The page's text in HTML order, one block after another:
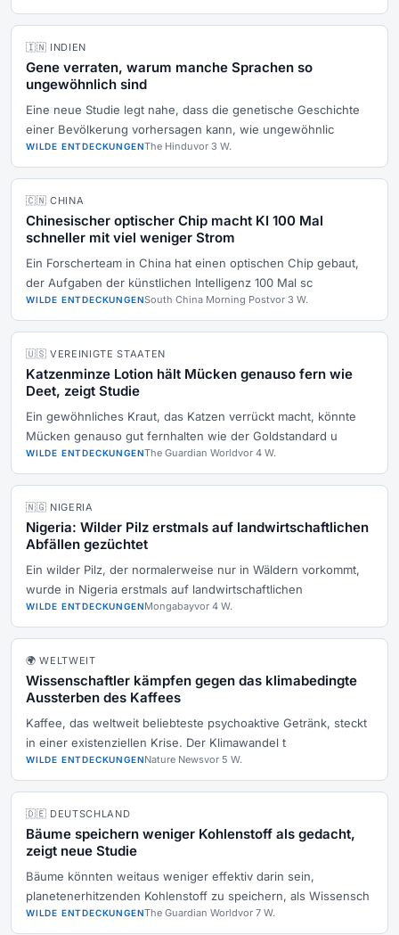
🇮🇳 INDIEN
Gene verraten, warum manche Sprachen so
ungewöhnlich sind
Eine neue Studie legt nahe, dass die genetische Geschichte
einer Bevölkerung vorhersagen kann, wie ungewöhnlic
WILDE ENTDECKUNGENThe Hinduvor 3 W.
🇨🇳 CHINA
Chinesischer optischer Chip macht KI 100 Mal
schneller mit viel weniger Strom
Ein Forscherteam in China hat einen optischen Chip gebaut,
der Aufgaben der künstlichen Intelligenz 100 Mal sc
WILDE ENTDECKUNGENSouth China Morning Postvor 3 W.
🇺🇸 VEREINIGTE STAATEN
Katzenminze Lotion hält Mücken genauso fern wie
Deet, zeigt Studie
Ein gewöhnliches Kraut, das Katzen verrückt macht, könnte
Mücken genauso gut fernhalten wie der Goldstandard u
WILDE ENTDECKUNGENThe Guardian Worldvor 4 W.
🇳🇬 NIGERIA
Nigeria: Wilder Pilz erstmals auf landwirtschaftlichen
Abfällen gezüchtet
Ein wilder Pilz, der normalerweise nur in Wäldern vorkommt,
wurde in Nigeria erstmals auf landwirtschaftlichen
WILDE ENTDECKUNGENMongabayvor 4 W.
🌍 WELTWEIT
Wissenschaftler kämpfen gegen das klimabedingte
Aussterben des Kaffees
Kaffee, das weltweit beliebteste psychoaktive Getränk, steckt
in einer existenziellen Krise. Der Klimawandel t
WILDE ENTDECKUNGENNature Newsvor 5 W.
🇩🇪 DEUTSCHLAND
Bäume speichern weniger Kohlenstoff als gedacht,
zeigt neue Studie
Bäume könnten weitaus weniger effektiv darin sein,
planetenerhitzenden Kohlenstoff zu speichern, als Wissensch
WILDE ENTDECKUNGENThe Guardian Worldvor 7 W.